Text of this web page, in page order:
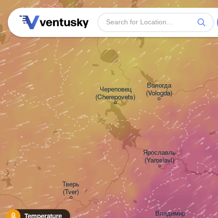
Temperature
Ярославль
(Yaroslavl)
Череповец
(Cherepovets)
Тверь
(Tver)
Вологда
(Vologda)
Владимир